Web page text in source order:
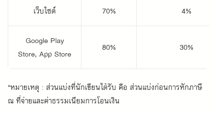
เว็บไซต์ 70% 4%
Google Play
Store, App Store
80% 30%
*หมายเหตุ : ส่วนแบ่งที่นักเขียนได้รับ คือ ส่วนแบ่งก่อนการหักภาษี
ณ ที่จ่ายและค่าธรรมเนียมการโอนเงิน